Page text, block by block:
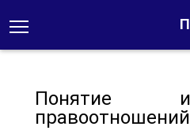
Понятие
правоотношений